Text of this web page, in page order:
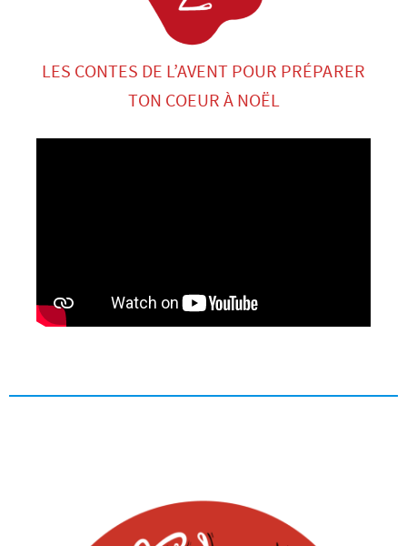
LES CONTES DE L’AVENT POUR PRÉPARER
TON COEUR À NOËL